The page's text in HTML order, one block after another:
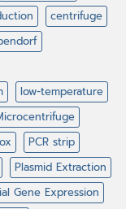
centrifuge
low-temperature
PCR strip
Plasmid Extraction
Gene Expression